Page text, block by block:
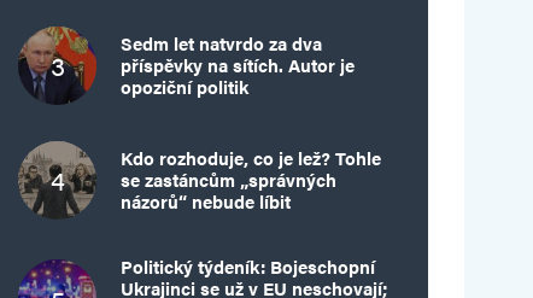
Sedm let natvrdo za dva
příspěvky na sítích. Autor je
opoziční politik
Kdo rozhoduje, co je lež? Tohle
se zastáncům „správných
názorů“ nebude líbit
Politický týdeník: Bojeschopní
Ukrajinci se už v EU neschovají;